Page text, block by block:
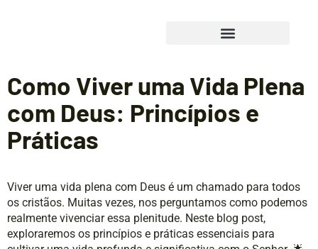
Como Viver uma Vida Plena
com Deus: Princípios e
Práticas
Viver uma vida plena com Deus é um chamado para todos
os cristãos. Muitas vezes, nos perguntamos como podemos
realmente vivenciar essa plenitude. Neste blog post,
exploraremos os princípios e práticas essenciais para